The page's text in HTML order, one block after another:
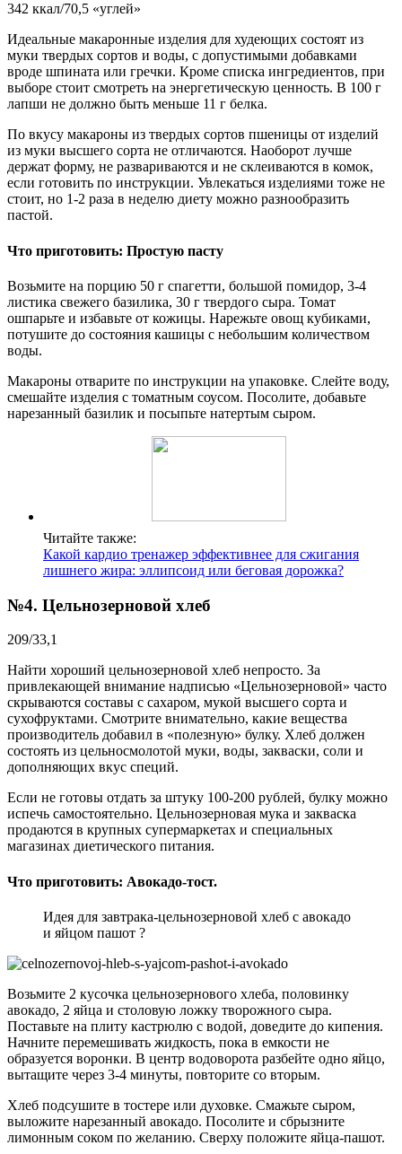
342 ккал/70,5 «углей»
Идеальные макаронные изделия для худеющих состоят из
муки твердых сортов и воды, с допустимыми добавками
вроде шпината или гречки. Кроме списка ингредиентов, при
выборе стоит смотреть на энергетическую ценность. В 100 г
лапши не должно быть меньше 11 г белка.
По вкусу макароны из твердых сортов пшеницы от изделий
из муки высшего сорта не отличаются. Наоборот лучше
держат форму, не развариваются и не склеиваются в комок,
если готовить по инструкции. Увлекаться изделиями тоже не
стоит, но 1-2 раза в неделю диету можно разнообразить
пастой.
Что приготовить: Простую пасту
Возьмите на порцию 50 г спагетти, большой помидор, 3-4
листика свежего базилика, 30 г твердого сыра. Томат
ошпарьте и избавьте от кожицы. Нарежьте овощ кубиками,
потушите до состояния кашицы с небольшим количеством
воды.
Макароны отварите по инструкции на упаковке. Слейте воду,
смешайте изделия с томатным соусом. Посолите, добавьте
нарезанный базилик и посыпьте натертым сыром.
Читайте также:
Какой кардио тренажер эффективнее для сжигания
лишнего жира: эллипсоид или беговая дорожка?
№4. Цельнозерновой хлеб
209/33,1
Найти хороший цельнозерновой хлеб непросто. За
привлекающей внимание надписью «Цельнозерновой» часто
скрываются составы с сахаром, мукой высшего сорта и
сухофруктами. Смотрите внимательно, какие вещества
производитель добавил в «полезную» булку. Хлеб должен
состоять из цельносмолотой муки, воды, закваски, соли и
дополняющих вкус специй.
Если не готовы отдать за штуку 100-200 рублей, булку можно
испечь самостоятельно. Цельнозерновая мука и закваска
продаются в крупных супермаркетах и специальных
магазинах диетического питания.
Что приготовить: Авокадо-тост.
Идея для завтрака-цельнозерновой хлеб с авокадо
и яйцом пашот ?
Возьмите 2 кусочка цельнозернового хлеба, половинку
авокадо, 2 яйца и столовую ложку творожного сыра.
Поставьте на плиту кастрюлю с водой, доведите до кипения.
Начните перемешивать жидкость, пока в емкости не
образуется воронки. В центр водоворота разбейте одно яйцо,
вытащите через 3-4 минуты, повторите со вторым.
Хлеб подсушите в тостере или духовке. Смажьте сыром,
выложите нарезанный авокадо. Посолите и сбрызните
лимонным соком по желанию. Сверху положите яйца-пашот.